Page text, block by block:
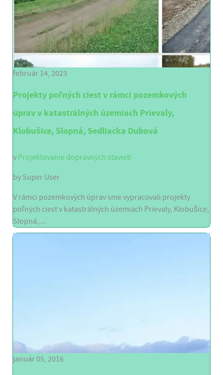
február 14, 2023
Projekty poľných ciest v rámci pozemkových
úprav v katastrálných územiach Prievaly,
Klobušice, Slopná, Sedliacka Dubová
v Projektovanie dopravných stavieb
by Super User
V rámci pozemkových úprav sme vypracovali projekty
poľných ciest v katastrálných územiach Prievaly, Klobušice,
Slopná,…
január 05, 2016